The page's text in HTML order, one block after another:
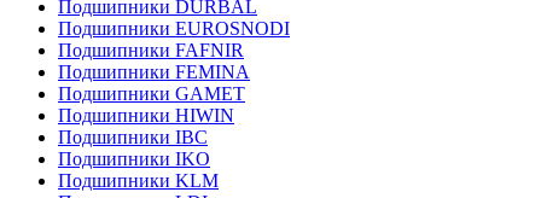
Подшипники DURBAL
Подшипники EUROSNODI
Подшипники FAFNIR
Подшипники FEMINA
Подшипники GAMET
Подшипники HIWIN
Подшипники IBC
Подшипники IKO
Подшипники KLM